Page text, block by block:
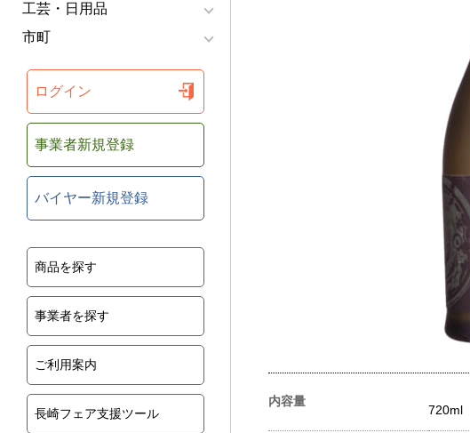
工芸・日用品
市町
ログイン
事業者新規登録
バイヤー新規登録
商品を探す
事業者を探す
ご利用案内
長崎フェア支援ツール
内容量
720ml